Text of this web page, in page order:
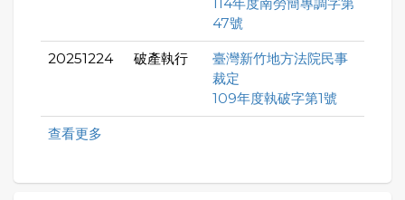
47號
20251224 破產執行
臺灣新竹地方法院民事
裁定
109年度執破字第1號
查看更多